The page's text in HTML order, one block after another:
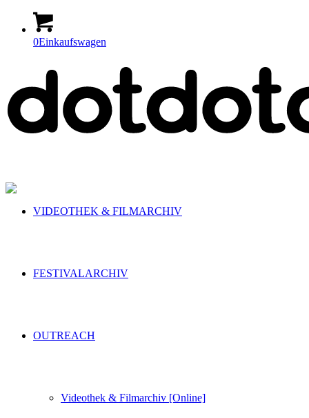
0Einkaufswagen
VIDEOTHEK & FILMARCHIV
FESTIVALARCHIV
OUTREACH
Videothek & Filmarchiv [Online]